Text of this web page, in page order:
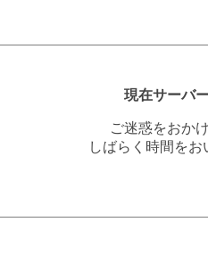
現在サーバ
ご迷惑をおか
しばらく時間を